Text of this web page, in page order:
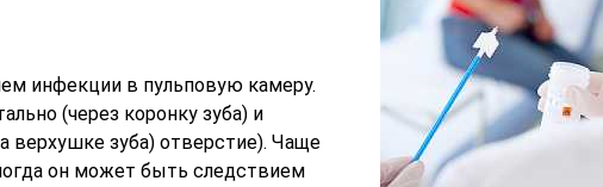
инфекции в пульповую камеру.
(через коронку зуба) и
верхушке зуба) отверстие). Чаще
он может быть следствием